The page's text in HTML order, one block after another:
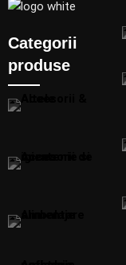
Categorii
produse